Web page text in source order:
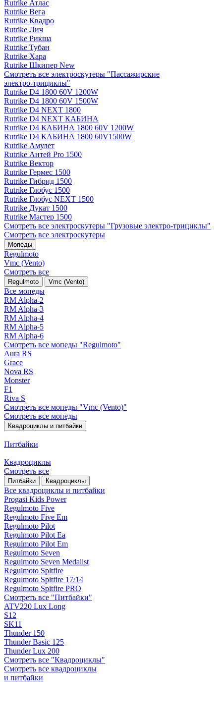
Rutrike Атлас
Rutrike Вега
Rutrike Квадро
Rutrike Лич
Rutrike Рикша
Rutrike Тубан
Rutrike Хара
Rutrike Шкипер New
Смотреть все электро­скутеры "Пассажирские
электро‑трициклы"
Rutrike D4 1800 60V 1200W
Rutrike D4 1800 60V 1500W
Rutrike D4 NEXT 1800
Rutrike D4 NEXT КАБИНА
Rutrike D4 КАБИНА 1800 60V 1200W
Rutrike D4 КАБИНА 1800 60V1500W
Rutrike Амулет
Rutrike Антей Pro 1500
Rutrike Вектор
Rutrike Гермес 1500
Rutrike Гибрид 1500
Rutrike Глобус 1500
Rutrike Глобус NEXT 1500
Rutrike Дукат 1500
Rutrike Мастер 1500
Смотреть все электро­скутеры "Грузовые электро‑трициклы"
Смотреть все электро­скутеры
Мопеды
Regulmoto
Vmc (Vento)
Смотреть все
Regulmoto Vmc (Vento)
Все мопеды
RM Alpha-2
RM Alpha-3
RM Alpha-4
RM Alpha-5
RM Alpha-6
Смотреть все мопеды "Regulmoto"
Aura RS
Grace
Nova RS
Monster
F1
Riva S
Смотреть все мопеды "Vmc (Vento)"
Смотреть все мопеды
Квадроциклы и питбайки
Питбайки
Квадроциклы
Смотреть все
Питбайки Квадроциклы
Все квадроциклы и питбайки
Progasi Kids Power
Regulmoto Five
Regulmoto Five Em
Regulmoto Pilot
Regulmoto Pilot Ea
Regulmoto Pilot Em
Regulmoto Seven
Regulmoto Seven Medalist
Regulmoto Spitfire
Regulmoto Spitfire 17/14
Regulmoto Spitfire PRO
Смотреть все "Питбайки"
ATV220 Lux Long
S12
SK11
Thunder 150
Thunder Basic 125
Thunder Lux 200
Смотреть все "Квадроциклы"
Смотреть все квадроциклы
и питбайки